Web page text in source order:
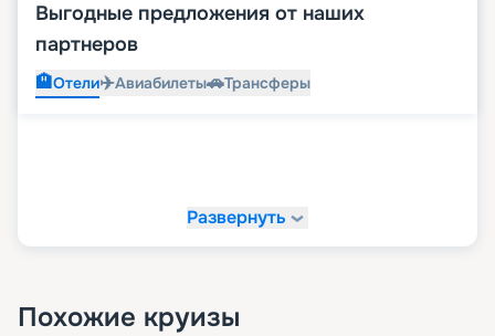
Выгодные предложения от наших
партнеров
🏨Отели✈️Авиабилеты🚗Трансферы
Развернуть
Похожие круизы